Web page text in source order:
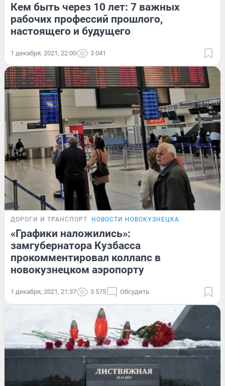
Кем быть через 10 лет: 7 важных
рабочих профессий прошлого,
настоящего и будущего
1 декабря, 2021, 22:00 3 041
ДОРОГИ И ТРАНСПОРТ НОВОСТИ НОВОКУЗНЕЦКА
«Графики наложились»:
замгубернатора Кузбасса
прокомментировал коллапс в
новокузнецком аэропорту
1 декабря, 2021, 21:37 3 575 Обсудить